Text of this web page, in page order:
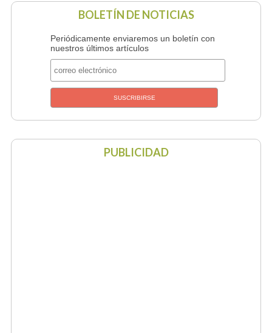
BOLETÍN DE NOTICIAS
Periódicamente enviaremos un boletín con
nuestros últimos artículos
PUBLICIDAD